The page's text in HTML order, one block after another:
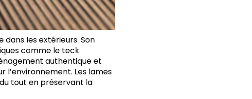
dans les extérieurs. Son
comme le teck
authentique et
Les lames
tout en préservant la